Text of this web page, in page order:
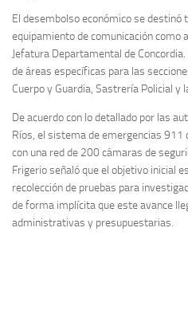
El desembolso económico se destinó
equipamiento de comunicación como
Jefatura Departamental de
de áreas específicas para las
Cuerpo y Guardia, Sastrería Policial y
De acuerdo con lo detallado por las
Ríos, el sistema de emergencias
con una red de 200 cámaras de
Frigerio señaló que el objetivo inicial
recolección de pruebas para
de forma implícita que este avance
administrativas y presupuestarias.